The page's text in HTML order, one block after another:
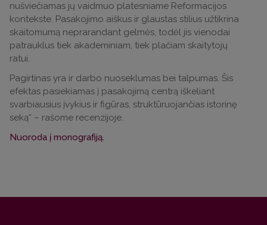
nušviečiamas jų vaidmuo platesniame Reformacijos
kontekste. Pasakojimo aiškus ir glaustas stilius užtikrina
skaitomumą neprarandant gelmės, todėl jis vienodai
patrauklus tiek akademiniam, tiek plačiam skaitytojų
ratui.
Pagirtinas yra ir darbo nuoseklumas bei talpumas. Šis
efektas pasiekiamas į pasakojimą centrą iškeliant
svarbiausius įvykius ir figūras, struktūruojančias istorinę
seką“ – rašome recenzijoje.
Nuoroda į monografiją.